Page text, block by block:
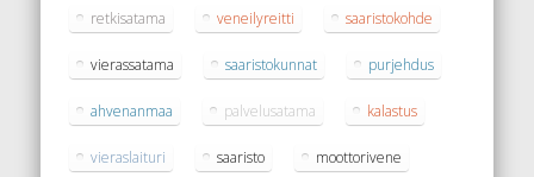
retkisatama veneilyreitti saaristokohde
vierassatama saaristokunnat purjehdus
ahvenanmaa palvelusatama kalastus
vieraslaituri saaristo moottorivene